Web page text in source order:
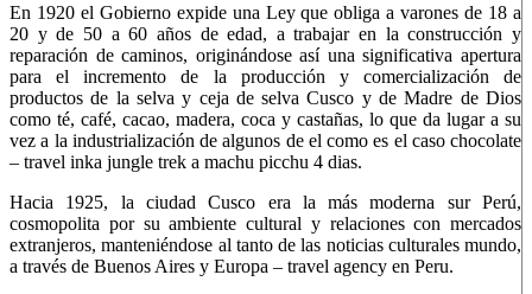
En 1920 el Gobierno expide una Ley que obliga a varones de 18 a
20 y de 50 a 60 años de edad, a trabajar en la construcción y
reparación de caminos, originándose así una significativa apertura
para el incremento de la producción y comercialización de
productos de la selva y ceja de selva Cusco y de Madre de Dios
como té, café, cacao, madera, coca y castañas, lo que da lugar a su
vez a la industrialización de algunos de el como es el caso chocolate
– travel inka jungle trek a machu picchu 4 dias.
Hacia 1925, la ciudad Cusco era la más moderna sur Perú,
cosmopolita por su ambiente cultural y relaciones con mercados
extranjeros, manteniéndose al tanto de las noticias culturales mundo,
a través de Buenos Aires y Europa – travel agency en Peru.